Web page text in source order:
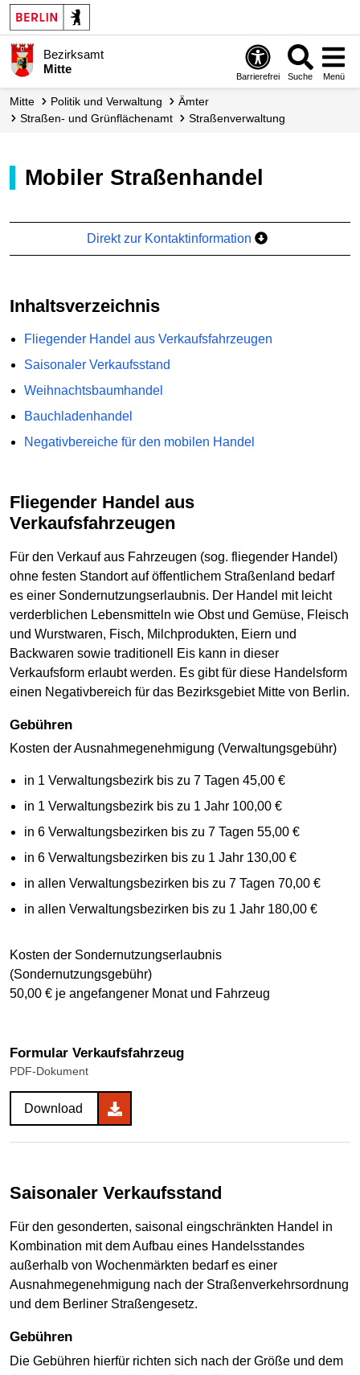
Bezirksamt
Mitte
Barrierefrei Suche Menü
Mitte Politik und Verwaltung
Ämter
Straßen- und Grünflächen­amt
Straßen­verwaltung
Mobiler Straßenhandel
Direkt zur Kontaktinformation
Inhaltsverzeichnis
Fliegender Handel aus Verkaufsfahrzeugen
Saisonaler Verkaufsstand
Weihnachtsbaumhandel
Bauchladenhandel
Negativbereiche für den mobilen Handel
Fliegender Handel aus
Verkaufsfahrzeugen
Für den Verkauf aus Fahrzeugen (sog. fliegender Handel)
ohne festen Standort auf öffentlichem Straßenland bedarf
es einer Sondernutzungserlaubnis. Der Handel mit leicht
verderblichen Lebensmitteln wie Obst und Gemüse, Fleisch
und Wurstwaren, Fisch, Milchprodukten, Eiern und
Backwaren sowie traditionell Eis kann in dieser
Verkaufsform erlaubt werden. Es gibt für diese Handelsform
einen Negativbereich für das Bezirksgebiet Mitte von Berlin.
Gebühren
Kosten der Ausnahmegenehmigung (Verwaltungsgebühr)
in 1 Verwaltungsbezirk bis zu 7 Tagen 45,00 €
in 1 Verwaltungsbezirk bis zu 1 Jahr 100,00 €
in 6 Verwaltungsbezirken bis zu 7 Tagen 55,00 €
in 6 Verwaltungsbezirken bis zu 1 Jahr 130,00 €
in allen Verwaltungsbezirken bis zu 7 Tagen 70,00 €
in allen Verwaltungsbezirken bis zu 1 Jahr 180,00 €
Kosten der Sondernutzungserlaubnis
(Sondernutzungsgebühr)
50,00 € je angefangener Monat und Fahrzeug
Formular Verkaufsfahrzeug
PDF-Dokument
Download
Saisonaler Verkaufsstand
Für den gesonderten, saisonal eingschränkten Handel in
Kombination mit dem Aufbau eines Handelsstandes
außerhalb von Wochenmärkten bedarf es einer
Ausnahmegenehmigung nach der Straßenverkehrsordnung
und dem Berliner Straßengesetz.
Gebühren
Die Gebühren hierfür richten sich nach der Größe und dem